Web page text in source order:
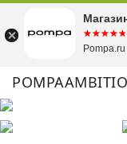
POMPA
☆☆☆☆☆
★★★★★
Pompa.ru